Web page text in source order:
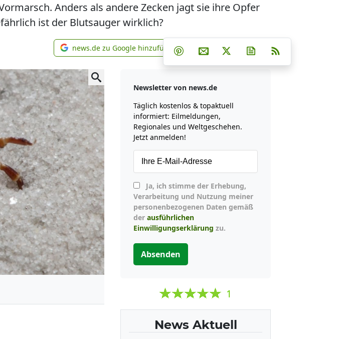
Anders als andere Zecken jagt sie ihre Opfer
ist der Blutsauger wirklich?
news.de zu Google hinzufügen
news.de zu Google hinzufügen Teilen auf Facebook
Teilen auf Whatsapp
Teilen auf Telegram
Teilen auf Pinterest
Per E-Mail teilen
Post auf XNewsletter
Newsletter von news.de
Täglich kostenlos & topaktuell
informiert: Eilmeldungen,
Regionales und Weltgeschehen.
Jetzt anmelden!
Verarbeitung und Nutzung meiner
personenbezogenen Daten gemäß
der ausführlichen
Einwilligungserklärung zu.
Absenden
1
News Aktuell